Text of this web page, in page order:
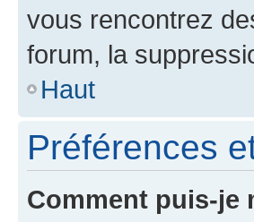
vous rencontrez
forum, la
Haut
Préférences
Comment puis-je